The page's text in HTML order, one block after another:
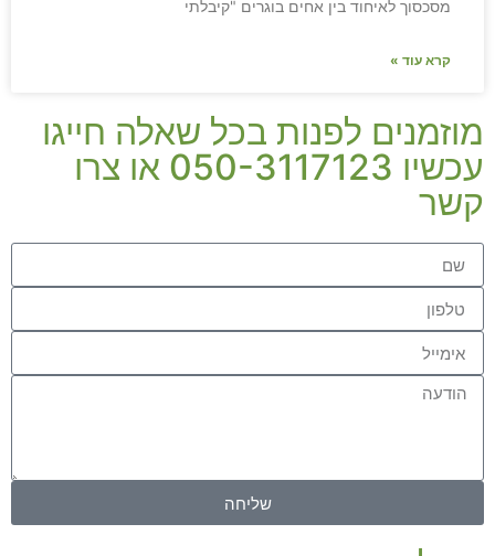
מסכסוך לאיחוד בין אחים בוגרים "קיבלתי
קרא עוד »
מוזמנים לפנות בכל שאלה חייגו
עכשיו 050-3117123 או צרו
קשר
שליחה